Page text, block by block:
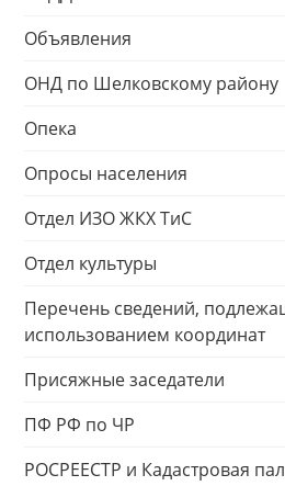
Объявления
ОНД по Шелковскому району
Опека
Опросы населения
Отдел ИЗО ЖКХ ТиС
Отдел культуры
Перечень сведений,
использованием координат
Присяжные заседатели
ПФ РФ по ЧР
РОСРЕЕСТР и Кадастровая